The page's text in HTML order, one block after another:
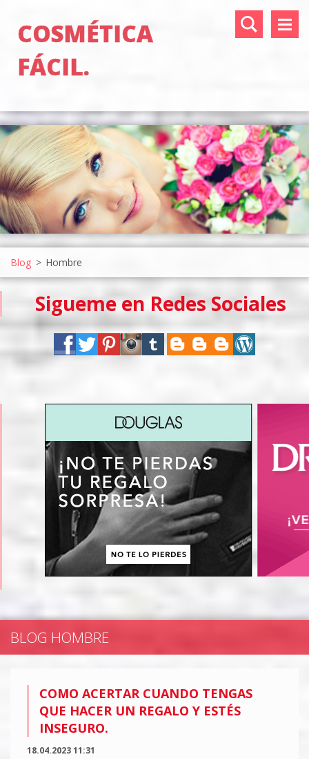
COSMÉTICA
FÁCIL.
Blog > Hombre
Sigueme en Redes Sociales
BLOG HOMBRE
COMO ACERTAR CUANDO TENGAS
QUE HACER UN REGALO Y ESTÉS
INSEGURO.
18.04.2023 11:31